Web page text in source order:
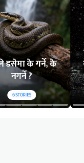
डसेमा के गर्ने, के
नगर्ने ?
6STORIES